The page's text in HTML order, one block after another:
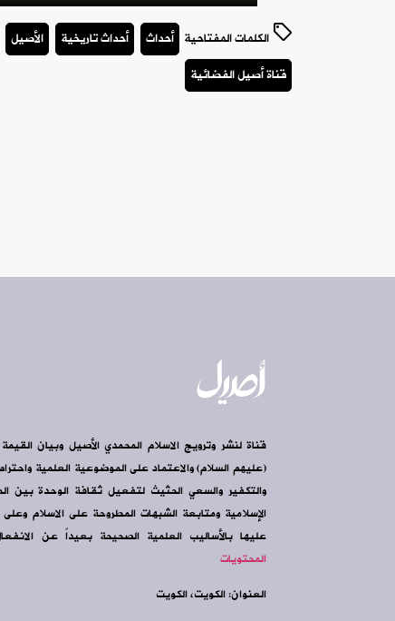
الكلمات المفتاحية أحداث أحداث تاريخية الأصيل
قناة أصيل الفضائية
قناة لنشر وترويج الاسلام المحمدي الأصيل وبيان
(عليهم السلام) والاعتماد على الموضوعية العلمية واحترام
والتكفير والسعي الحثيث لتفعيل ثقافة الوحدة بين
الإسلامية ومتابعة الشبهات المطروحة على الاسلام
عليها بالأساليب العلمية الصحيحة بعيداً عن
المحتويات
العنوان: الكويت، الكويت